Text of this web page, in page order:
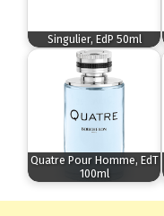
Singulier, EdP 50ml
Quatre Pour Homme, EdT
100ml